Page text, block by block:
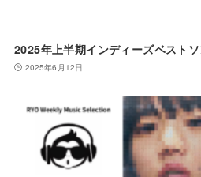
2025年上半期インディーズベスト
2025年6月12日